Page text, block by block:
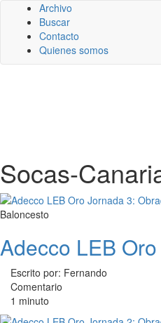
Archivo
Buscar
Contacto
Quienes somos
Socas-
Baloncesto
Adecco LEB
Escrito por: Fernando
Comentario
1 minuto